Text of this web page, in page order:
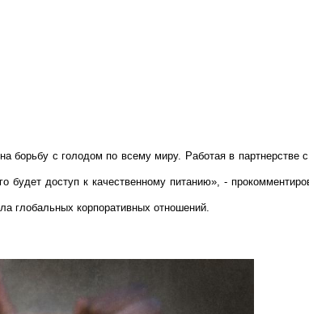
борьбу с голодом по всему миру. Работая в партнерстве
будет доступ к качественному питанию», -
глобальных корпоративных отношений.